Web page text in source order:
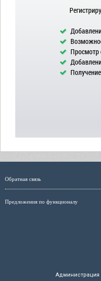
Просмотр
Обратная связь
Предложения по функционалу
Администрация